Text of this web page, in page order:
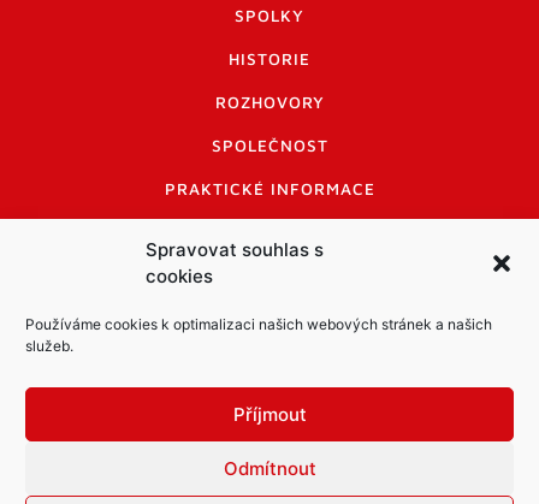
Spravovat souhlas s
cookies
Používáme cookies k optimalizaci našich webových stránek a našich
služeb.
Příjmout
Odmítnout
SPOLKY
HISTORIE
ROZHOVORY
SPOLEČNOST
PRAKTICKÉ INFORMACE
INFORMACE A KODEX DISKUTUJÍCÍCH
LOGO A LOGO MANUÁL
Informace o zpracování osobních údajů